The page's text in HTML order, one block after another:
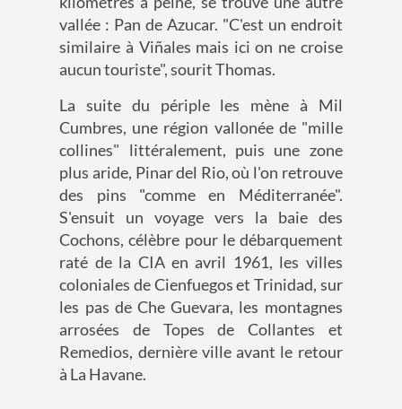
vallée : Pan de Azucar. "C'est un endroit
similaire à Viñales mais ici on ne croise
aucun touriste", sourit Thomas.
La suite du périple les mène à Mil
Cumbres, une région vallonée de "mille
collines" littéralement, puis une zone
plus aride, Pinar del Rio, où l'on retrouve
des pins "comme en Méditerranée".
S'ensuit un voyage vers la baie des
Cochons, célèbre pour le débarquement
raté de la CIA en avril 1961, les villes
coloniales de Cienfuegos et Trinidad, sur
les pas de Che Guevara, les montagnes
arrosées de Topes de Collantes et
Remedios, dernière ville avant le retour
à La Havane.